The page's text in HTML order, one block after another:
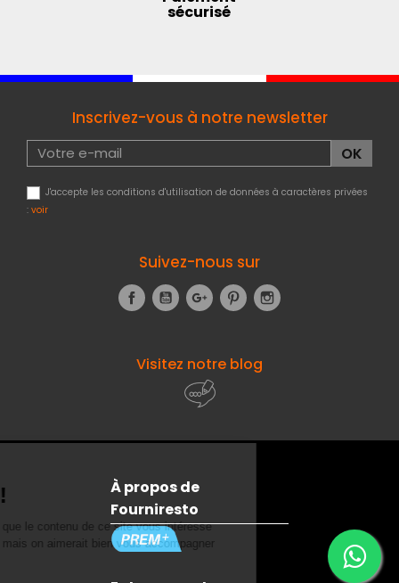
sécurisé
Inscrivez-vous à notre newsletter
J'accepte les conditions d'utilisation de données à caractères privées
: voir
Suivez-nous sur
FacebookYouTubeGoogle+Pinterest
Visitez notre blog
À propos de
Fourniresto